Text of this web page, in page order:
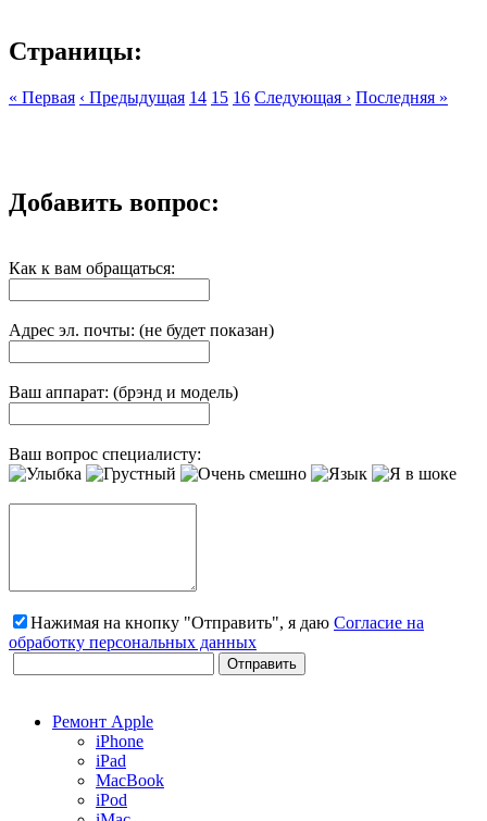
Страницы:
« Первая ‹ Предыдущая 14 15 16 Следующая › Последняя »
Добавить вопрос:
Как к вам обращаться:
Адрес эл. почты: (не будет показан)
Ваш аппарат: (брэнд и модель)
Ваш вопрос специалисту:
Нажимая на кнопку "Отправить", я даю Согласие на
обработку персональных данных
Ремонт Apple
iPhone
iPad
MacBook
iPod